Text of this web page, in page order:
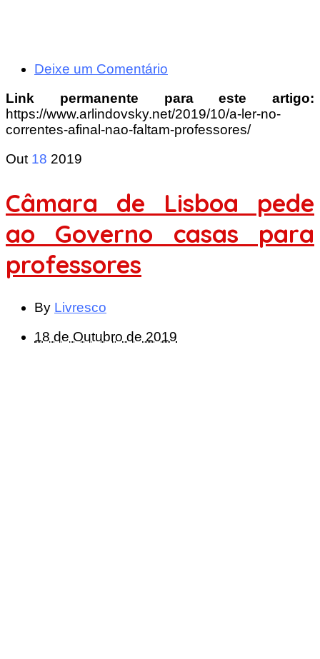
Deixe um Comentário
Link permanente para este artigo:
https://www.arlindovsky.net/2019/10/a-ler-no-
correntes-afinal-nao-faltam-professores/
Out 18 2019
Câmara de Lisboa pede
ao Governo casas para
professores
By Livresco
18 de Outubro de 2019